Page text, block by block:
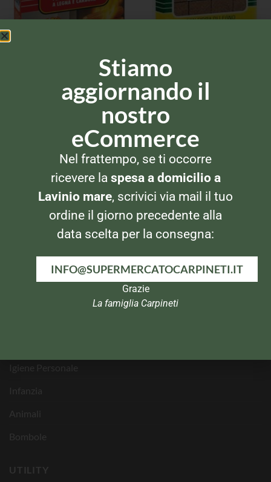
Via Alla Marina, 29
00042 – Anzio (RM)
Tel: 069820269
CATEGORIE PRODOTTI
Igiene Personale
Infanzia
Animali
Bombole
UTILITY
Stiamo
aggiornando il
nostro
eCommerce
Nel frattempo, se ti occorre
ricevere la spesa a domicilio a
Lavinio mare, scrivici via mail il tuo
ordine il giorno precedente alla
data scelta per la consegna:
INFO@SUPERMERCATOCARPINETI.IT
Grazie
La famiglia Carpineti